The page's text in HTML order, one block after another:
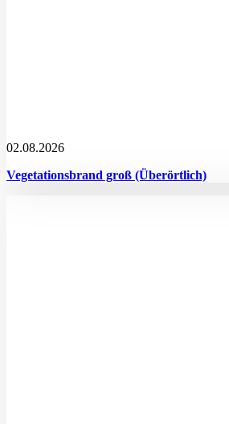
02.08.2026
Vegetationsbrand groß (Überörtlich)